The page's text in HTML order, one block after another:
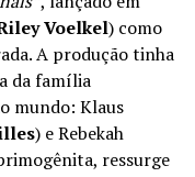
Voelkel) como
A produção tinha
da família
mundo: Klaus
) e Rebekah
ressurge